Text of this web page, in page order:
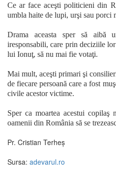
Ce ar face aceşti politicieni din
umbla haite de lupi, urşi sau porci
Drama aceasta sper să aibă
iresponsabili, care prin deciziile
lui Ionuţ, să nu mai fie votaţi.
Mai mult, aceşti primari şi
de fiecare persoană care a fost
civile acestor victime.
Sper ca moartea acestui
oamenii din România să se
Pr. Cristian Terheș
Sursa: adevarul.ro